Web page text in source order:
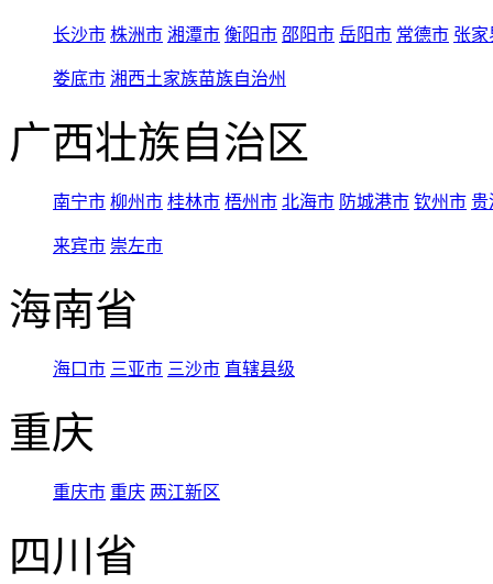
长沙市 株洲市 湘潭市 衡阳市 邵阳市 岳阳市 常德市 张家
娄底市 湘西土家族苗族自治州
广西壮族自治区
南宁市 柳州市 桂林市 梧州市 北海市 防城港市 钦州市 贵
来宾市 崇左市
海南省
海口市 三亚市 三沙市 直辖县级
重庆
重庆市 重庆 两江新区
四川省